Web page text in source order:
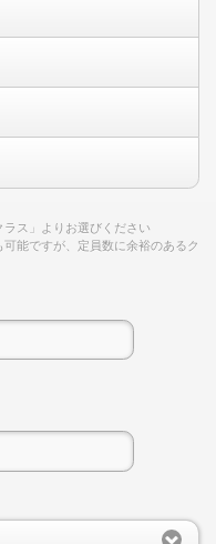
ス」よりお選びください
能ですが、定員数に余裕のあるク